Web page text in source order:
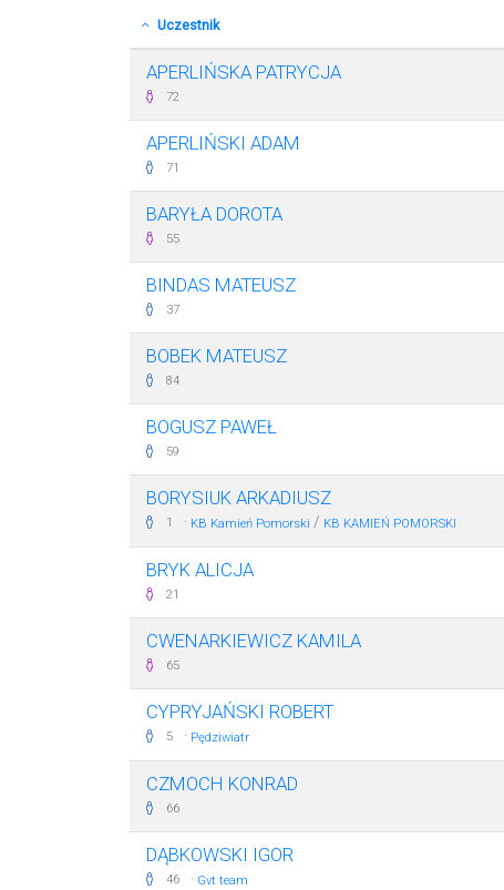
Uczestnik
APERLIŃSKA PATRYCJA
72
APERLIŃSKI ADAM
71
BARYŁA DOROTA
55
BINDAS MATEUSZ
37
BOBEK MATEUSZ
84
BOGUSZ PAWEŁ
59
BORYSIUK ARKADIUSZ
1 · KB Kamień Pomorski / KB KAMIEŃ POMORSKI
BRYK ALICJA
21
CWENARKIEWICZ KAMILA
65
CYPRYJAŃSKI ROBERT
5 · Pędziwiatr
CZMOCH KONRAD
66
DĄBKOWSKI IGOR
46 · Gvt team